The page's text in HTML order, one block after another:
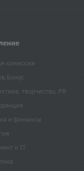
комиссия
творчество, PR
и финансы
и IT